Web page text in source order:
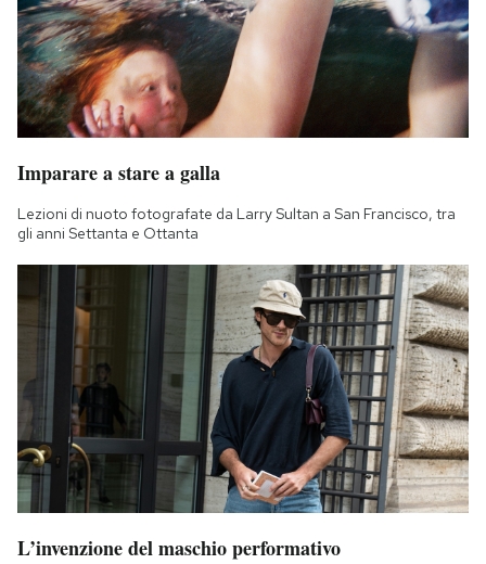
Imparare a stare a galla
Lezioni di nuoto fotografate da Larry Sultan a San Francisco, tra
gli anni Settanta e Ottanta
L’invenzione del maschio performativo